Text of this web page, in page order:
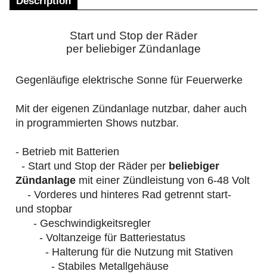
Start und Stop der Räder
per beliebiger Zündanlage
Gegenläufige elektrische Sonne für Feuerwerke
Mit der eigenen Zündanlage nutzbar, daher auch
in programmierten Shows nutzbar.
- Betrieb mit Batterien
- Start und Stop der Räder per beliebiger
Zündanlage mit einer Zündleistung von 6-48 Volt
- Vorderes und hinteres Rad getrennt start-
und stopbar
- Geschwindigkeitsregler
- Voltanzeige für Batteriestatus
- Halterung für die Nutzung mit Stativen
- Stabiles Metallgehäuse